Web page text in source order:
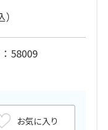
58009
お気に入り